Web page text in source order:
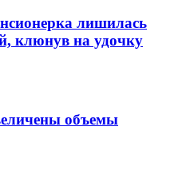
лишилась
клюнув на удочку
объемы